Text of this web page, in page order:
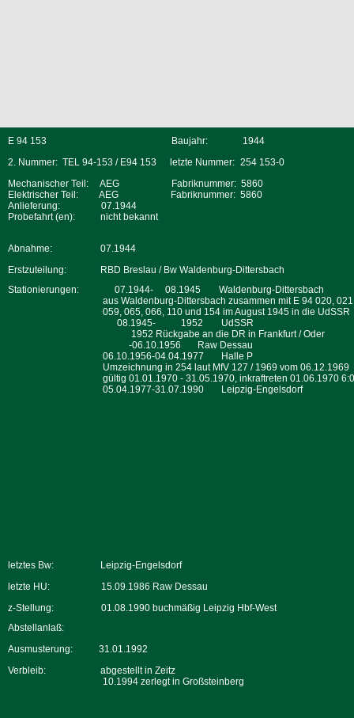
E 94 153 Baujahr:
1944
2. Nummer: TEL 94-153 / E94 153
letzte Nummer: 254 153-0
Mechanischer Teil:
AEG Fabriknummer: 5860
Elektrischer Teil:
AEG
Fabriknummer: 5860
Anlieferung:
07.1944
Probefahrt (en):
nicht bekannt
Abnahme:
07.1944
Erstzuteilung:
RBD Breslau / Bw Waldenburg-Dittersbach
Stationierungen:
07.1944- 08.1945
Waldenburg-Dittersbach
aus Waldenburg-Dittersbach zusammen mit E 94 020,
059, 065, 066, 110 und 154 im August 1945 in die UdSSR
08.1945-
1952
UdSSR
1952 Rückgabe an die DR in Frankfurt / Oder
-06.10.1956
Raw Dessau
06.10.1956-04.04.1977
Halle P
Umzeichnung in 254 laut MfV 127 / 1969 vom 06.12.1969
gültig 01.01.1970 - 31.05.1970, inkraftreten 01.06.1970
05.04.1977-31.07.1990
Leipzig-Engelsdorf
letztes Bw:
Leipzig-Engelsdorf
letzte HU:
15.09.1986 Raw Dessau
z-Stellung:
01.08.1990 buchmäßig Leipzig Hbf-West
Abstellanlaß:
Ausmusterung:
31.01.1992
Verbleib:
abgestellt in Zeitz
10.1994 zerlegt in Großsteinberg